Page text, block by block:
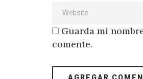
Guarda mi
comente.